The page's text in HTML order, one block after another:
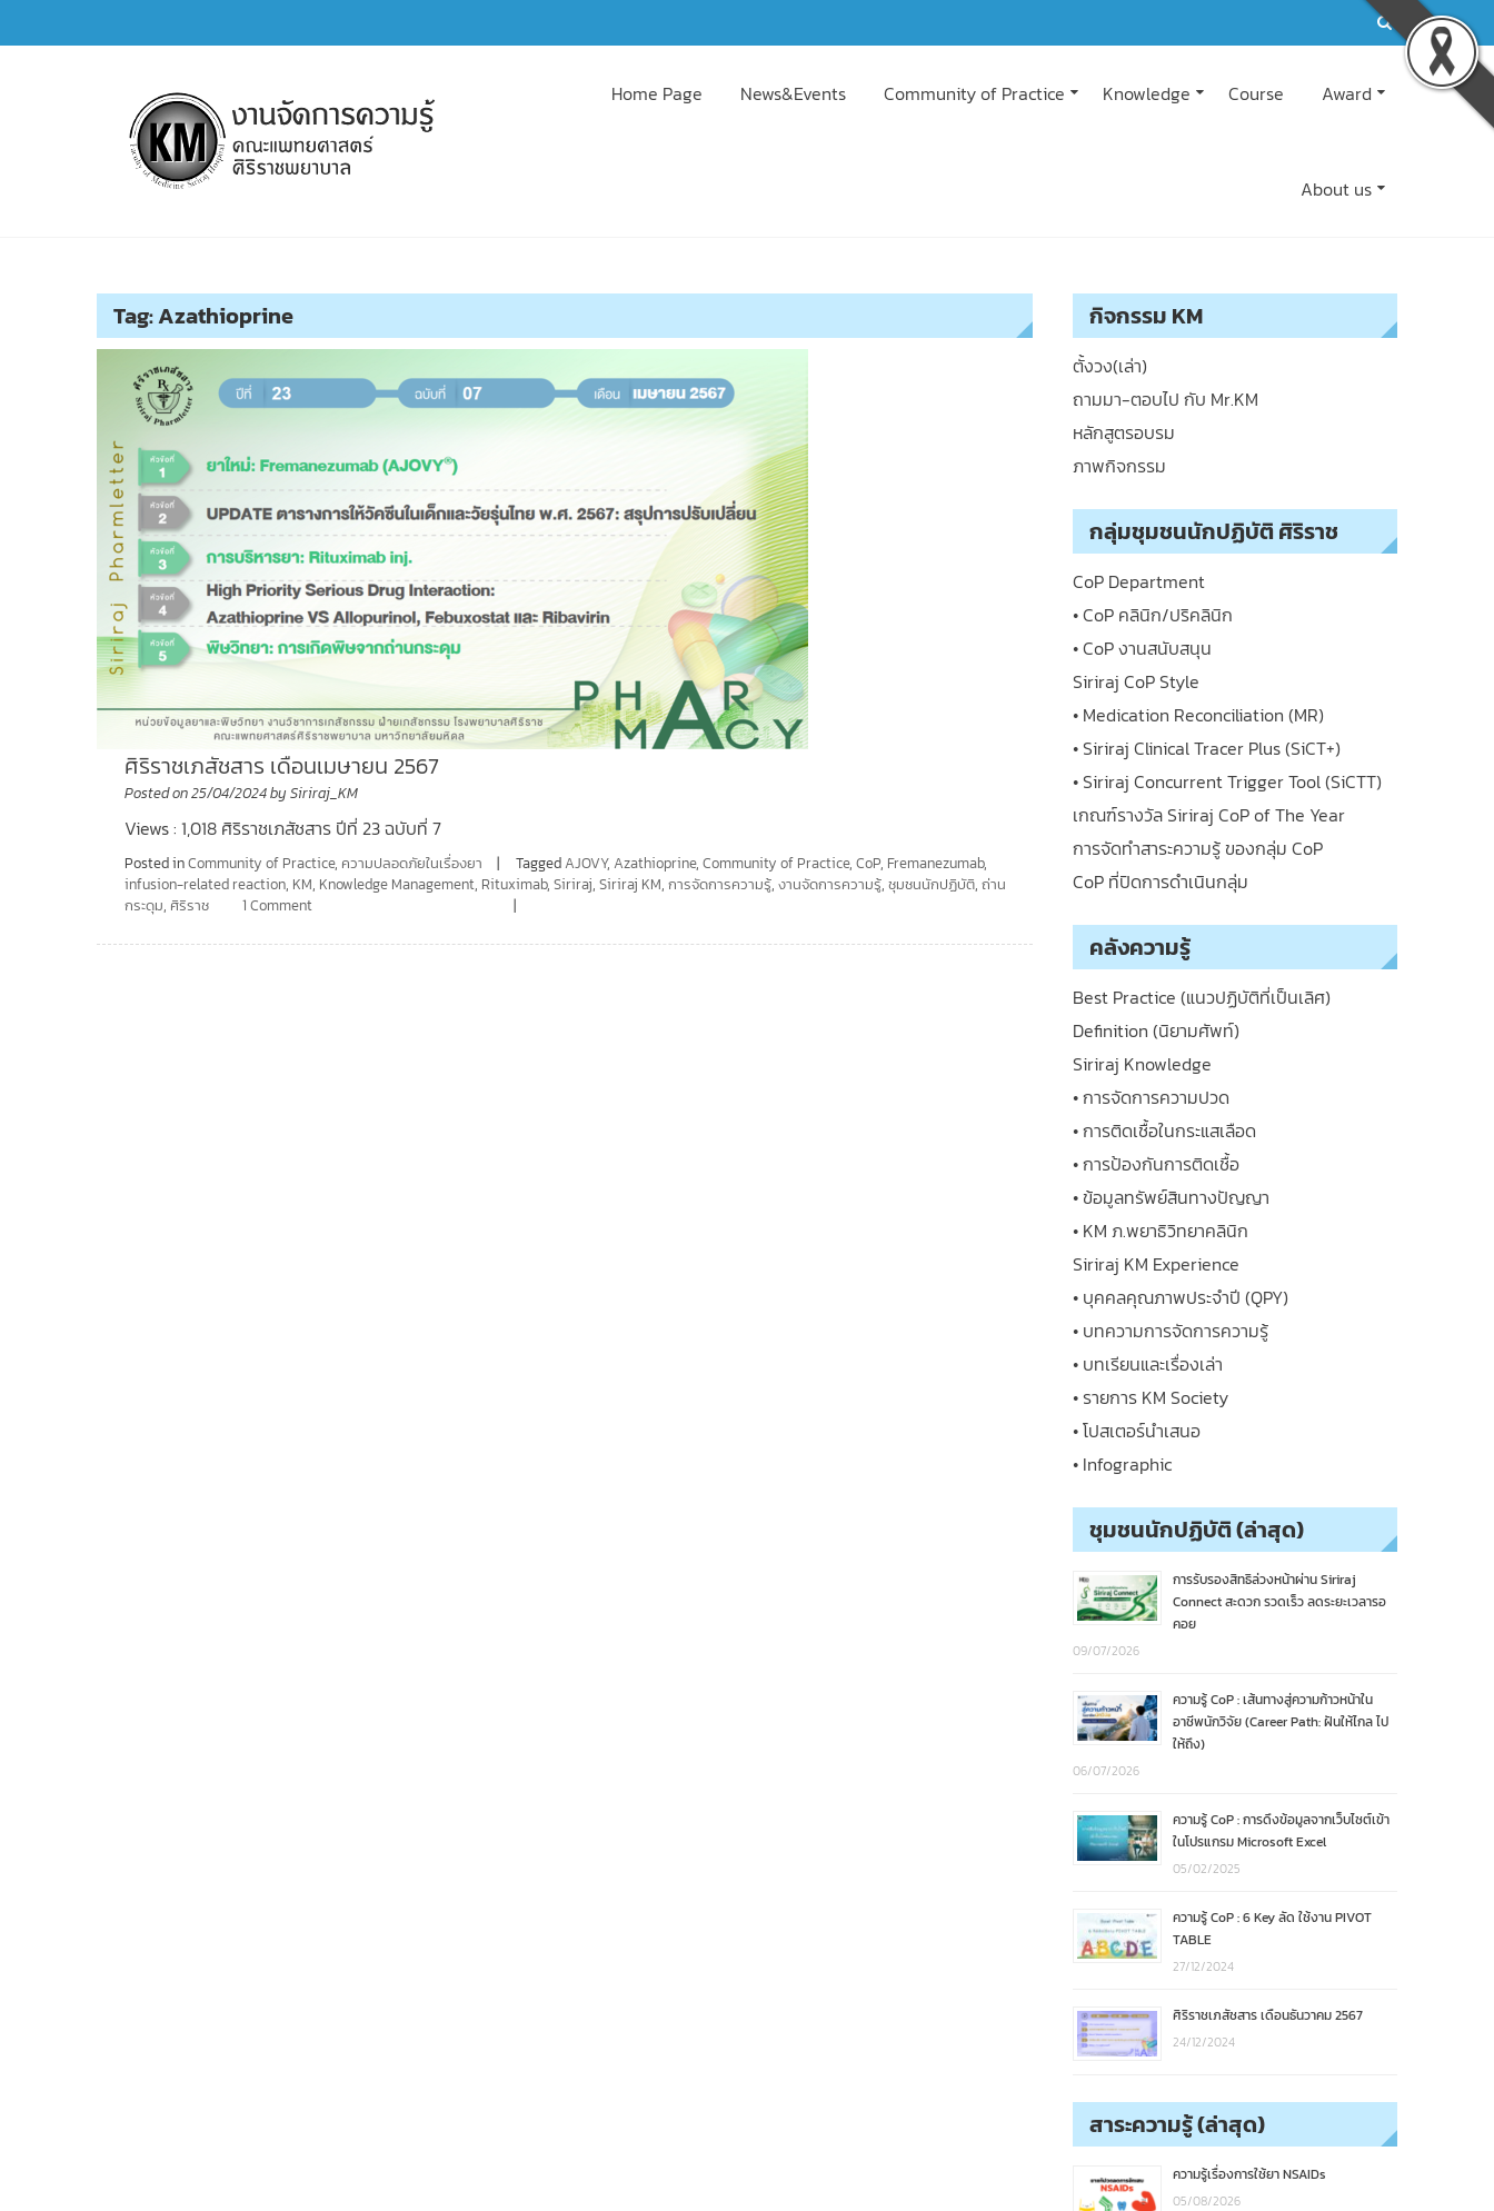
to
Home Page News&Events Community of Practice Knowledge Course Award
About us
Tag:Azathioprine
ศิริราชเภสัชสาร เดือนเมษายน 2567
Posted on25/04/2024bySiriraj_KM
Views : 1,018 ศิริราชเภสัชสาร ปีที่ 23 ฉบับที่ 7
Posted inCommunity of Practice, ความปลอดภัยในเรื่องยา TaggedAJOVY,Azathioprine,Community of Practice,CoP, Fremanezumab,
infusion-related reaction, KM, Knowledge Management, Rituximab,Siriraj,Siriraj KM,การจัดการความรู้,งานจัดการความรู้,ชุมชนนักปฏิบัติ,ถ่าน
กระดุม, ศิริราช 1 Comment
กิจกรรม KM
ตั้งวง(เล่า)
ถามมา-ตอบไป กับ Mr.KM
หลักสูตรอบรม
ภาพกิจกรรม
กลุ่มชุมชนนักปฏิบัติ ศิริราช
CoP Department
• CoP คลินิก/ปริคลินิก
• CoP งานสนับสนุน
Siriraj CoP Style
• Medication Reconciliation (MR)
• Siriraj Clinical Tracer Plus (SiCT+)
• Siriraj Concurrent Trigger Tool (SiCTT)
เกณฑ์รางวัล Siriraj CoP of The Year
การจัดทำสาระความรู้ ของกลุ่ม CoP
CoP ที่ปิดการดำเนินกลุ่ม
คลังความรู้
Best Practice (แนวปฏิบัติที่เป็นเลิศ)
Definition (นิยามศัพท์)
Siriraj Knowledge
• การจัดการความปวด
• การติดเชื้อในกระแสเลือด
• การป้องกันการติดเชื้อ
• ข้อมูลทรัพย์สินทางปัญญา
• KM ภ.พยาธิวิทยาคลินิก
Siriraj KM Experience
• บุคคลคุณภาพประจำปี (QPY)
• บทความการจัดการความรู้
• บทเรียนและเรื่องเล่า
• รายการ KM Society
• โปสเตอร์นำเสนอ
• Infographic
ชุมชนนักปฏิบัติ (ล่าสุด)
การรับรองสิทธิล่วงหน้าผ่าน Siriraj
Connect สะดวก รวดเร็ว ลดระยะเวลารอ
คอย
09/07/2026
ความรู้ CoP : เส้นทางสู่ความก้าวหน้าใน
อาชีพนักวิจัย (Career Path: ฝันให้ไกล ไป
ให้ถึง)
06/07/2026
ความรู้ CoP : การดึงข้อมูลจากเว็บไซต์เข้า
ในโปรแกรม Microsoft Excel
05/02/2025
ความรู้ CoP : 6 Key ลัด ใช้งาน PIVOT
TABLE
27/12/2024
ศิริราชเภสัชสาร เดือนธันวาคม 2567
24/12/2024
สาระความรู้ (ล่าสุด)
ความรู้เรื่องการใช้ยา NSAIDs
05/08/2026